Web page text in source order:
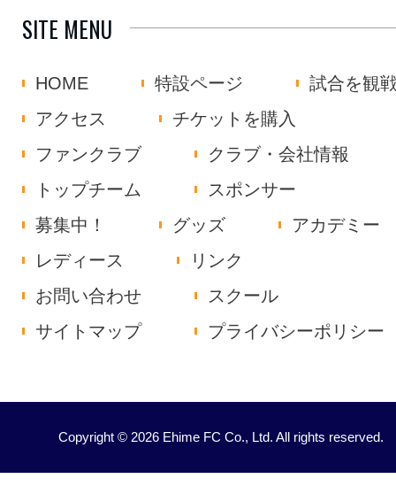
SITE MENU
HOME 特設ページ
試合を観
アクセス
チケットを購入
ファンクラブ
クラブ・会社情報
トップチーム
スポンサー
募集中！
グッズ
アカデミー
レディース
リンク
お問い合わせ
スクール
サイトマップ
プライバシーポリシー
Copyright © 2026 Ehime FC Co., Ltd. All rights reserved.